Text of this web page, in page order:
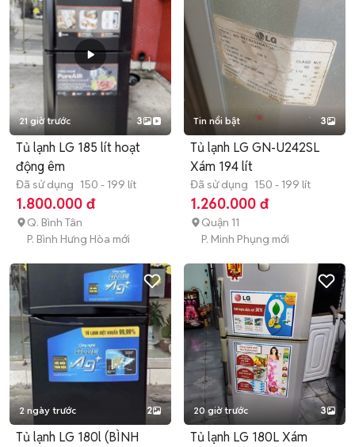
21 giờ trước 3
Tủ lạnh LG 185 lít hoạt
động êm
Đã sử dụng 150 - 199 lít
1.800.000 đ
Q. Bình Tân
P. Bình Hưng Hòa mới
Tin nổi bật 3
Tủ lạnh LG GN-U242SL
Xám 194 lít
Đã sử dụng 150 - 199 lít
1.260.000 đ
Quận 11
P. Minh Phụng mới
2 ngày trước 2
Tủ lạnh LG 180l (BÌNH
20 giờ trước 3
Tủ lạnh LG 180L Xám